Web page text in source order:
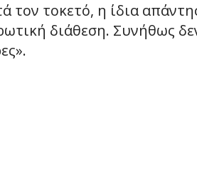
τον τοκετό, η ίδια
διάθεση. Συνήθως